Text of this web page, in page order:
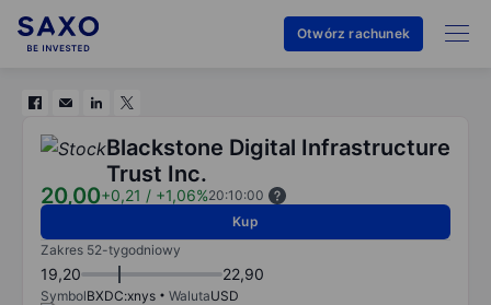
Otwórz rachunek
Blackstone Digital Infrastructure
Trust Inc.
20,00+0,21 / +1,06%20:10:00
Kup
Zakres 52-tygodniowy
19,20 22,90
SymbolBXDC:xnys WalutaUSD